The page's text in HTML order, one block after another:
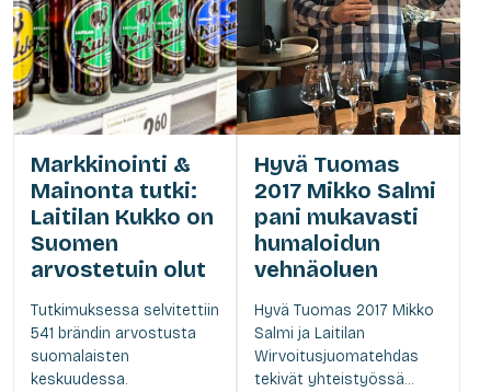
Markkinointi &
Mainonta tutki:
Laitilan Kukko on
Suomen
arvostetuin olut
Tutkimuksessa selvitettiin
541 brändin arvostusta
suomalaisten
keskuudessa.
Hyvä Tuomas
2017 Mikko Salmi
pani mukavasti
humaloidun
vehnäoluen
Hyvä Tuomas 2017 Mikko
Salmi ja Laitilan
Wirvoitusjuomatehdas
tekivät yhteistyössä...